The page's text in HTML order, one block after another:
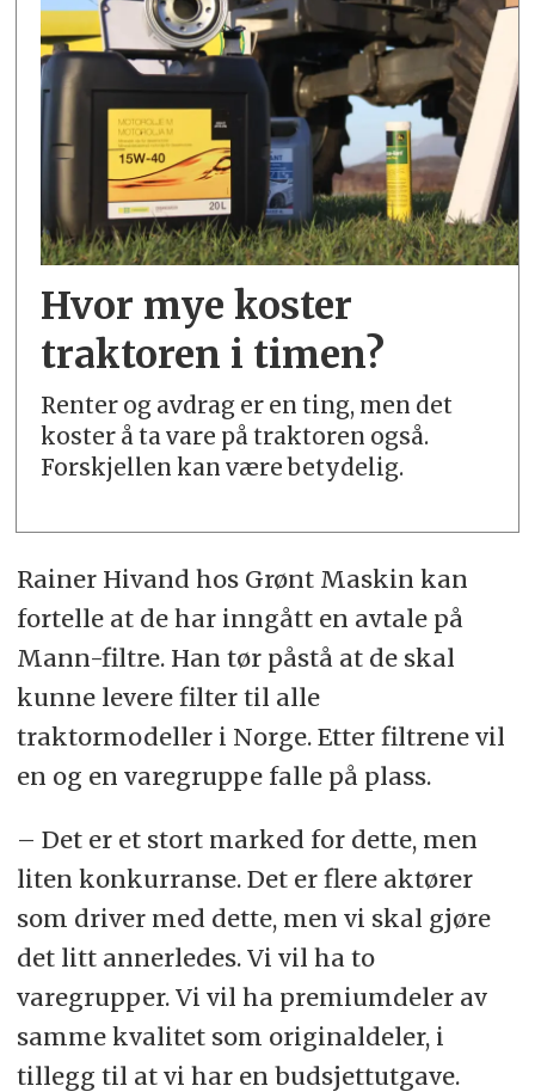
Hvor mye koster
traktoren i timen?
Renter og avdrag er en ting, men det
koster å ta vare på traktoren også.
Forskjellen kan være betydelig.
Rainer Hivand hos Grønt Maskin kan
fortelle at de har inngått en avtale på
Mann-filtre. Han tør påstå at de skal
kunne levere filter til alle
traktormodeller i Norge. Etter filtrene vil
en og en varegruppe falle på plass.
– Det er et stort marked for dette, men
liten konkurranse. Det er flere aktører
som driver med dette, men vi skal gjøre
det litt annerledes. Vi vil ha to
varegrupper. Vi vil ha premiumdeler av
samme kvalitet som originaldeler, i
tillegg til at vi har en budsjettutgave.